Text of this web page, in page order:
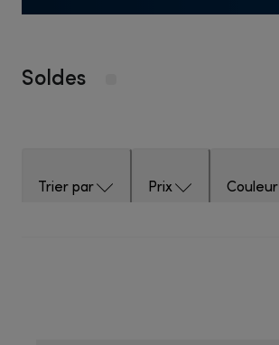
Soldes
Trier par Prix Couleur